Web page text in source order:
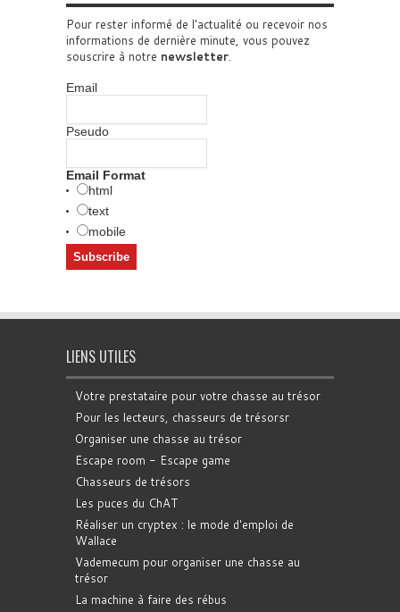
Pour rester informé de l'actualité ou recevoir nos
informations de dernière minute, vous pouvez
souscrire à notre newsletter.
Email
Pseudo
Email Format
html
text
mobile
LIENS UTILES
Votre prestataire pour votre chasse au trésor
Pour les lecteurs, chasseurs de trésorsr
Organiser une chasse au trésor
Escape room - Escape game
Chasseurs de trésors
Les puces du ChAT
Réaliser un cryptex : le mode d'emploi de
Wallace
Vademecum pour organiser une chasse au
trésor
La machine à faire des rébus